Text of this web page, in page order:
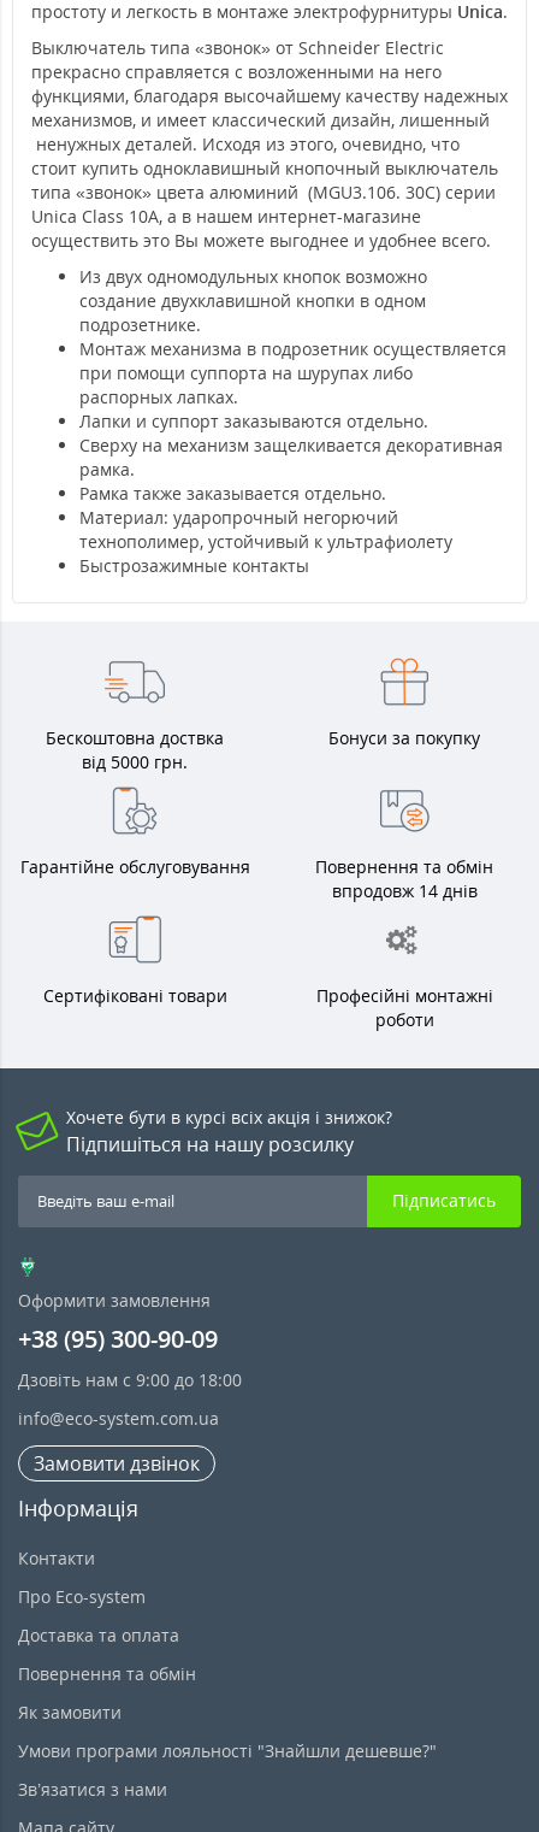
простоту и легкость в монтаже электрофурнитуры Unica.
Выключатель типа «звонок» от Schneider Electric
прекрасно справляется с возложенными на него
функциями, благодаря высочайшему качеству надежных
механизмов, и имеет классический дизайн, лишенный
ненужных деталей. Исходя из этого, очевидно, что
стоит купить одноклавишный кнопочный выключатель
типа «звонок» цвета алюминий (MGU3.106. 30C) серии
Unica Class 10А, а в нашем интернет-магазине
осуществить это Вы можете выгоднее и удобнее всего.
Из двух одномодульных кнопок возможно
создание двухклавишной кнопки в одном
подрозетнике.
Монтаж механизма в подрозетник осуществляется
при помощи суппорта на шурупах либо
распорных лапках.
Лапки и суппорт заказываются отдельно.
Сверху на механизм защелкивается декоративная
рамка.
Рамка также заказывается отдельно.
Материал: ударопрочный негорючий
технополимер, устойчивый к ультрафиолету
Быстрозажимные контакты
Бескоштовна доствка
від 5000 грн.
Бонуси за покупку
Гарантійне обслуговування
Повернення та обмін
впродовж 14 днів
Сертифіковані товари
Професійні монтажні
роботи
Хочете бути в курсі всіх акція і знижок?
Підпишіться на нашу розсилку
Підписатись
Оформити замовлення
+38 (95) 300-90-09
Дзовіть нам с 9:00 до 18:00
info@eco-system.com.ua
Замовити дзвінок
Інформація
Контакти
Про Eco-system
Доставка та оплата
Повернення та обмін
Як замовити
Умови програми лояльності "Знайшли дешевше?"
Зв’язатися з нами